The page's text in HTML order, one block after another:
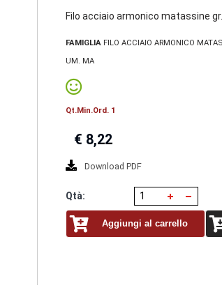
Filo acciaio armonico matassine
FAMIGLIA FILO ACCIAIO ARMONICO
UM. MA
Qt.Min.Ord. 1
Download PDF
€ 8,22
Qtà:
Aggiungi al carrello